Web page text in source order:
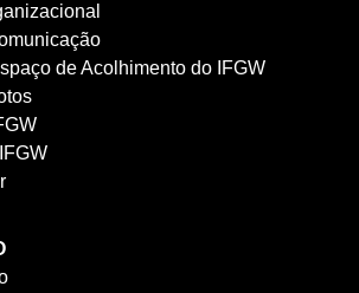
de Acolhimento do IFGW